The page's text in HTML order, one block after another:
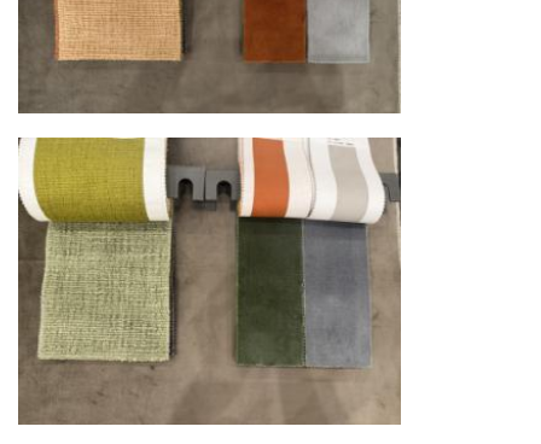
Лондон, Великобритания
логистический хаб для европейского рынка
США— центр доставки для
североамериканского сегмента
Другие страны Европы
— расширенная
сеть партнёрских складов
Условия доставки по Москве и Московской
области
Для клиентов Москвы и МО предусмотрены
следующие услуги:
Доставка до адреса— транспортировка